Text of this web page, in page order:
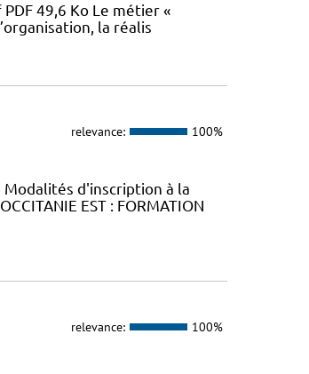
49,6 Ko Le métier «
la réalis
relevance: 100%
d'inscription à la
EST : FORMATION
relevance: 100%